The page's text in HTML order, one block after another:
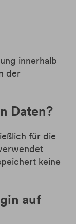
innerhalb
der
Daten?
für die
keine
auf